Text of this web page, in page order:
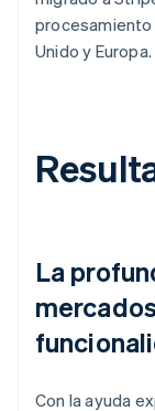
procesamiento
Unido y Europa.
La
Con la ayuda